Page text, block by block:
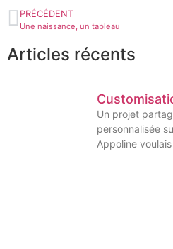
PRÉCÉDENT
Une naissance, un tableau
Articles récents
Un projet
personnalisée
Appoline